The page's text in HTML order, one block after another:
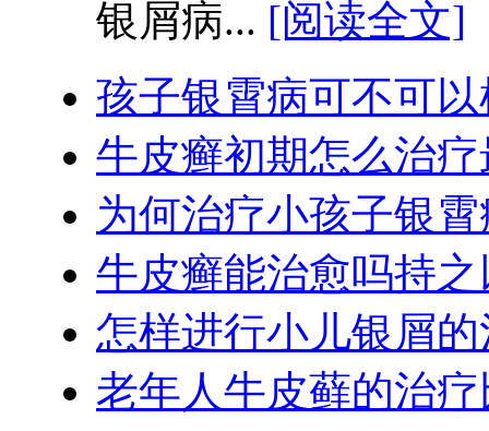
银屑病... [阅读全文]
孩子银霄病可不可
牛皮癣初期怎么治
为何治疗小孩子银
牛皮癣能治愈吗持
怎样进行小儿银屑
老年人牛皮藓的治